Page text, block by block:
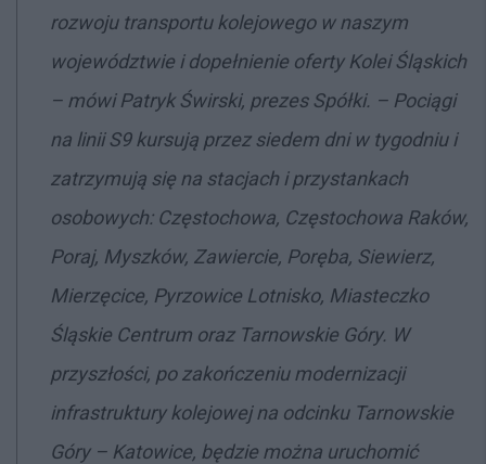
rozwoju transportu kolejowego w naszym
województwie i dopełnienie oferty Kolei Śląskich
– mówi Patryk Świrski, prezes Spółki. – Pociągi
na linii S9 kursują przez siedem dni w tygodniu i
zatrzymują się na stacjach i przystankach
osobowych: Częstochowa, Częstochowa Raków,
Poraj, Myszków, Zawiercie, Poręba, Siewierz,
Mierzęcice, Pyrzowice Lotnisko, Miasteczko
Śląskie Centrum oraz Tarnowskie Góry. W
przyszłości, po zakończeniu modernizacji
infrastruktury kolejowej na odcinku Tarnowskie
Góry – Katowice, będzie można uruchomić